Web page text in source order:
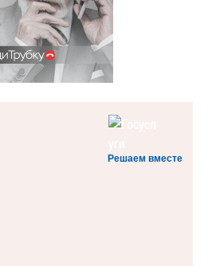
Решаем вместе